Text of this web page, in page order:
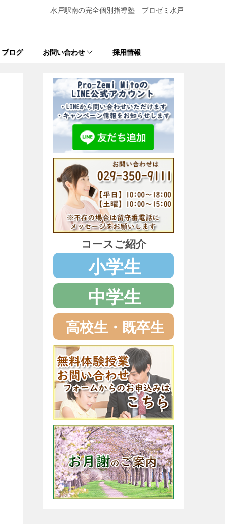
水戸駅南の完全個別指導塾 プロゼミ水戸
ブログ お問い合わせ 採用情報
コースご紹介
小学生
中学生
高校生・既卒生